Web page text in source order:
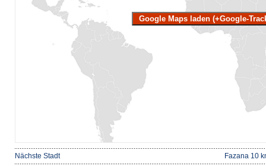
Google Maps laden (+Google-
Nächste Stadt
Fazana 10